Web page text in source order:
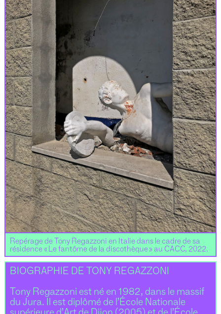
Repérage de Tony Regazzoni en Italie dans le cadre de sa
résidence « Le fantôme de la discothèque » au CACC, 2022.
BIOGRAPHIE DE TONY REGAZZONI
Tony Regazzoni est né en 1982, dans le massif
du Jura. Il est diplômé de l’École Nationale